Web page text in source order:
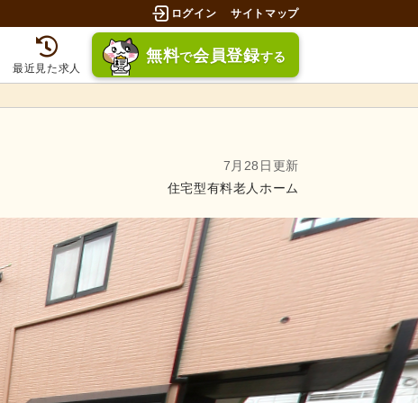
ログイン サイトマップ
最近見た求人
無料で会員登録する
7月28日更新
住宅型有料老人ホーム